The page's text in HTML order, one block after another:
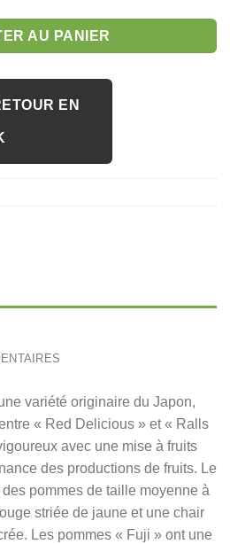
AU PANIER
EN
variété originaire du Japon,
« Red Delicious » et « Ralls
avec une mise à fruits
des productions de fruits. Le
pommes de taille moyenne à
striée de jaune et une chair
Les pommes « Fuji » ont une